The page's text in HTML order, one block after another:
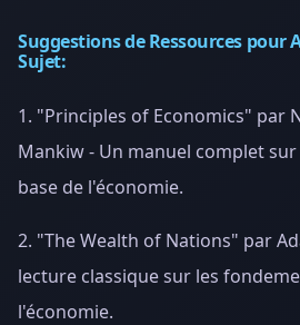
Suggestions de Ressources pour
Sujet:
1. "Principles of Economics" par
Mankiw - Un manuel complet
base de l'économie.
2. "The Wealth of Nations" par
lecture classique sur les
l'économie.